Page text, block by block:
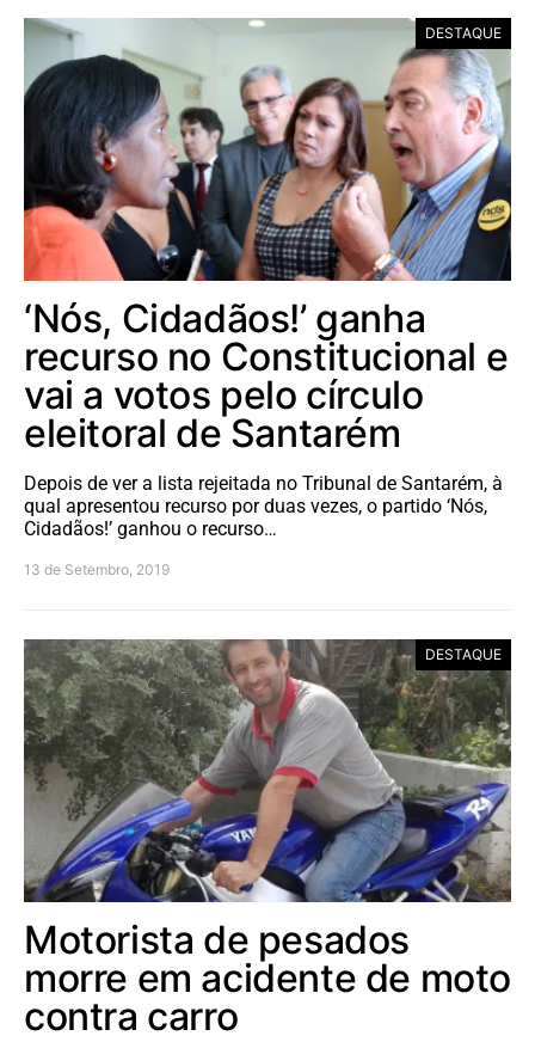
DESTAQUE
‘Nós, Cidadãos!’ ganha
recurso no Constitucional e
vai a votos pelo círculo
eleitoral de Santarém
Depois de ver a lista rejeitada no Tribunal de Santarém, à
qual apresentou recurso por duas vezes, o partido ‘Nós,
Cidadãos!’ ganhou o recurso…
13 de Setembro, 2019
DESTAQUE
Motorista de pesados
morre em acidente de moto
contra carro